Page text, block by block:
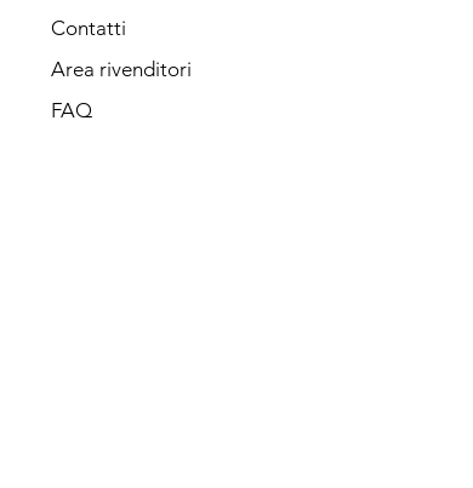
Contatti
Area rivenditori
FAQ